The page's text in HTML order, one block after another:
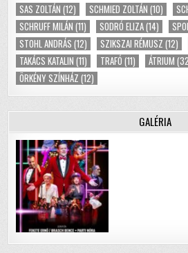
SAS ZOLTÁN (12) SCHMIED ZOLTÁN (10)
SCHRUFF MILÁN (11) SODRÓ ELIZA(14)
STOHL ANDRÁS (12) SZIKSZAI RÉMUSZ (12)
TAKÁCS KATALIN (11) TRAFÓ (11) ÁTRIUM
ÖRKÉNY SZÍNHÁZ (12)
GALÉRIA